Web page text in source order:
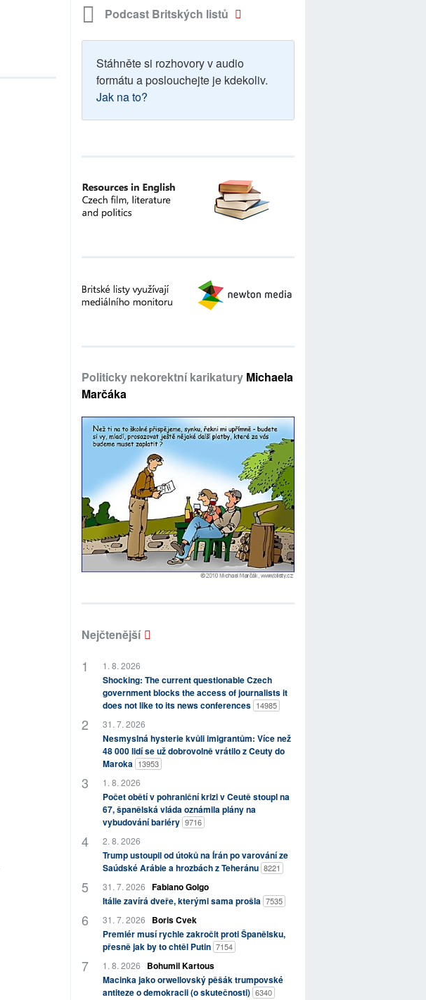
Podcast Britských listů
Stáhněte si rozhovory v audio
formátu a poslouchejte je kdekoliv.
Jak na to?
Politicky nekorektní karikatury Michaela
Marčáka
Nejčtenější
1. 8. 2026
Shocking: The current questionable Czech
government blocks the access of journalists it
does not like to its news conferences 14985
31. 7. 2026
Nesmyslná hysterie kvůli imigrantům: Více než
48 000 lidí se už dobrovolně vrátilo z Ceuty do
Maroka 13953
1. 8. 2026
Počet obětí v pohraniční krizi v Ceutě stoupl na
67, španělská vláda oznámila plány na
vybudování bariéry 9716
2. 8. 2026
Trump ustoupil od útoků na Írán po varování ze
Saúdské Arábie a hrozbách z Teheránu 8221
31. 7. 2026 Fabiano Golgo
Itálie zavírá dveře, kterými sama prošla 7535
31. 7. 2026
Boris Cvek
Premiér musí rychle zakročit proti Španělsku,
přesně jak by to chtěl Putin 7154
1. 8. 2026
Bohumil Kartous
Macinka jako orwellovský pěšák trumpovské
antiteze o demokracii (o skutečnosti) 6340